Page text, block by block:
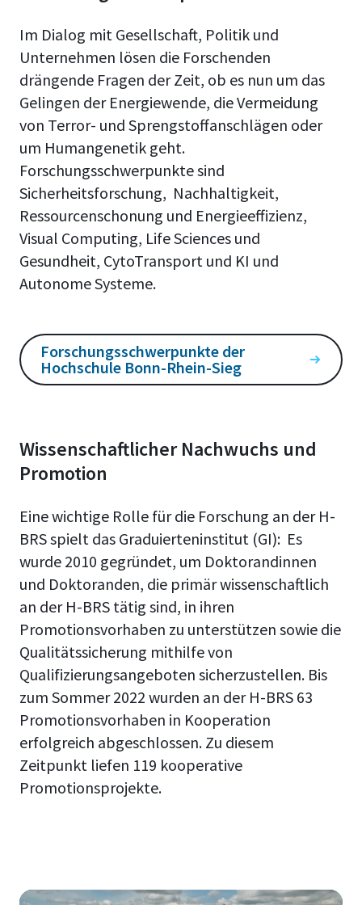
Im Dialog mit Gesellschaft, Politik und
Unternehmen lösen die Forschenden
drängende Fragen der Zeit, ob es nun um das
Gelingen der Energiewende, die Vermeidung
von Terror- und Sprengstoffanschlägen oder
um Humangenetik geht.
Forschungsschwerpunkte sind
Sicherheitsforschung, Nachhaltigkeit,
Ressourcenschonung und Energieeffizienz,
Visual Computing, Life Sciences und
Gesundheit, CytoTransport und KI und
Autonome Systeme.
Forschungsschwerpunkte der
Hochschule Bonn-Rhein-Sieg
Wissenschaftlicher Nachwuchs und
Promotion
Eine wichtige Rolle für die Forschung an der H-
BRS spielt das Graduierteninstitut (GI): Es
wurde 2010 gegründet, um Doktorandinnen
und Doktoranden, die primär wissenschaftlich
an der H-BRS tätig sind, in ihren
Promotionsvorhaben zu unterstützen sowie die
Qualitätssicherung mithilfe von
Qualifizierungsangeboten sicherzustellen. Bis
zum Sommer 2022 wurden an der H-BRS 63
Promotionsvorhaben in Kooperation
erfolgreich abgeschlossen. Zu diesem
Zeitpunkt liefen 119 kooperative
Promotionsprojekte.